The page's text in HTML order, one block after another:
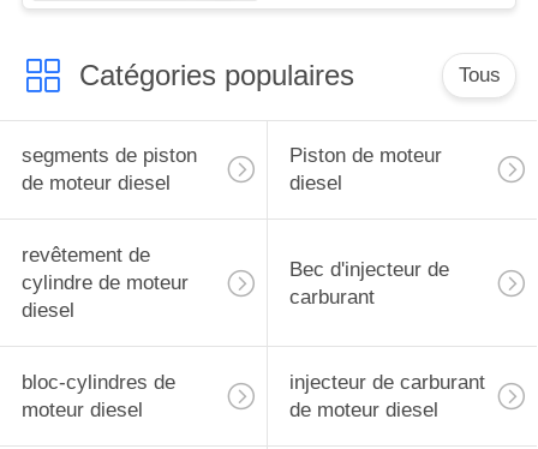
Catégories populaires Tous
segments de piston
de moteur diesel
Piston de moteur
diesel
revêtement de
cylindre de moteur
diesel
Bec d'injecteur de
carburant
bloc-cylindres de
moteur diesel
injecteur de carburant
de moteur diesel